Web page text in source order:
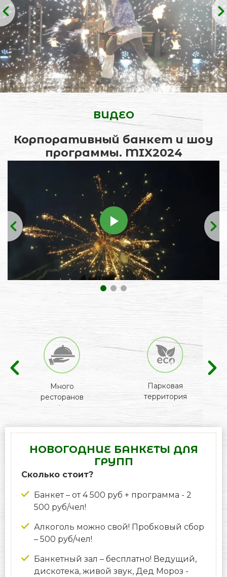
ВИДЕО
Корпоративный банкет и шоу
программы. MIX2024
1 2 3
Много
ресторанов
Парковая
территория
НОВОГОДНИЕ БАНКЕТЫ ДЛЯ
ГРУПП
Сколько стоит?
Банкет – от 4 500 руб + программа - 2
500 руб/чел!
Алкоголь можно свой! Пробковый сбор
– 500 руб/чел!
Банкетный зал – бесплатно! Ведущий,
дискотека, живой звук, Дед Мороз -